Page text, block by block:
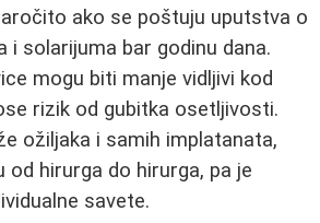
ako se poštuju uputstva o
i solarijuma bar godinu dana.
mogu biti manje vidljivi kod
rizik od gubitka osetljivosti.
ožiljaka i samih implatanata,
od hirurga do hirurga, pa je
savete.